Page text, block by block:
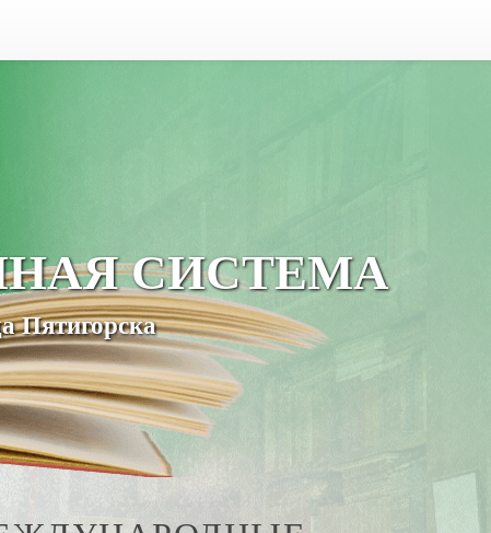
СИСТЕМА
Пятигорска